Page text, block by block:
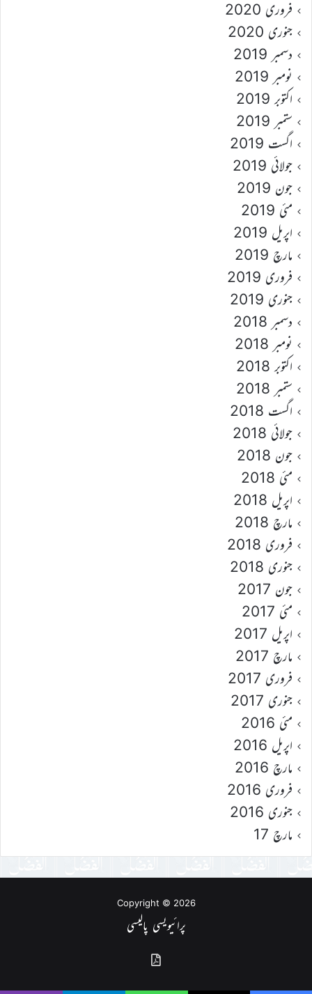
فروری 2020
جنوری 2020
دسمبر 2019
نومبر 2019
اکتوبر 2019
ستمبر 2019
اگست 2019
جولائی 2019
جون 2019
مئی 2019
اپریل 2019
مارچ 2019
فروری 2019
جنوری 2019
دسمبر 2018
نومبر 2018
اکتوبر 2018
ستمبر 2018
اگست 2018
جولائی 2018
جون 2018
مئی 2018
اپریل 2018
مارچ 2018
فروری 2018
جنوری 2018
جون 2017
مئی 2017
اپریل 2017
مارچ 2017
فروری 2017
جنوری 2017
مئی 2016
اپریل 2016
مارچ 2016
فروری 2016
جنوری 2016
مارچ 17
Copyright © 2026
پرائیویسی پالیسی
گذشتہ